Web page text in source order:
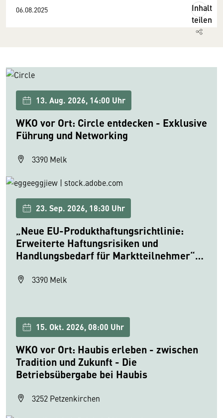
06.08.2025
Inhalt
teilen
13. Aug. 2026, 14:00 Uhr
WKO vor Ort: Circle entdecken - Exklusive
Führung und Networking
3390 Melk
23. Sep. 2026, 18:30 Uhr
„Neue EU-Produkthaftungsrichtlinie:
Erweiterte Haftungsrisiken und
Handlungsbedarf für Marktteilnehmer“
3390 Melk
15. Okt. 2026, 08:00 Uhr
WKO vor Ort: Haubis erleben - zwischen
Tradition und Zukunft - Die
Betriebsübergabe bei Haubis
3252 Petzenkirchen